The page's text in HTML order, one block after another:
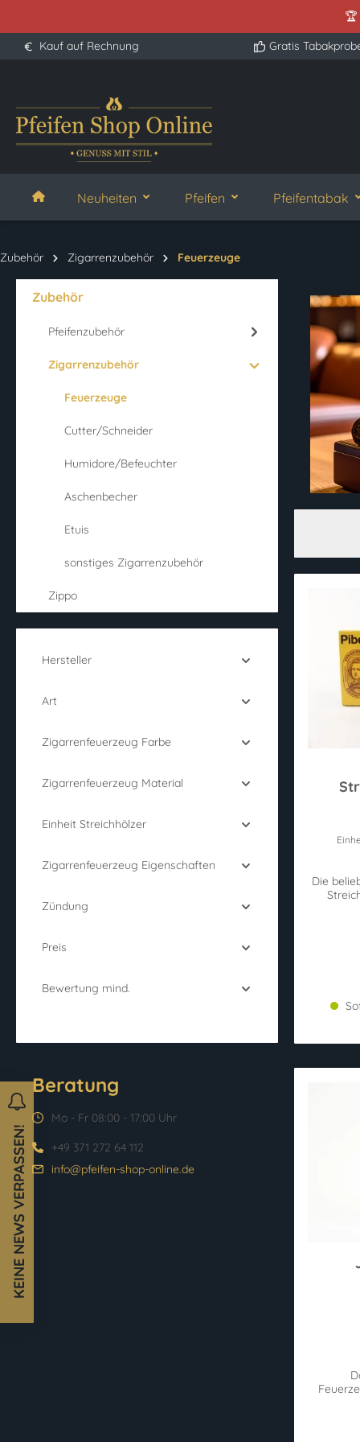
🏆
Kauf auf Rechnung Gratis
Neuheiten Pfeifen Pfeifentabak
Zubehör Zigarrenzubehör Feuerzeuge
Zubehör
Pfeifenzubehör
Zigarrenzubehör
Feuerzeuge
Cutter/Schneider
Humidore/Befeuchter
Aschenbecher
Etuis
sonstiges Zigarrenzubehör
Zippo
Hersteller
Art
Zigarrenfeuerzeug Farbe
Zigarrenfeuerzeug Material
Einheit Streichhölzer
Zigarrenfeuerzeug Eigenschaften
Zündung
Preis
Bewertung mind.
Beratung
Mo - Fr 08:00 - 17:00 Uhr
+49 371 272 64 112
info@pfeifen-shop-online.de
Die
KEINE NEWS VERPASSEN!